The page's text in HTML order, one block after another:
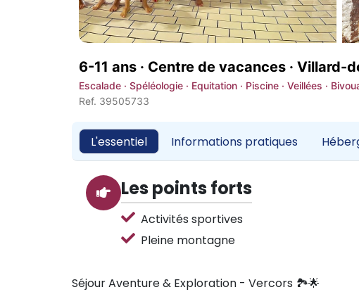
6-11 ans · Centre de vacances · Villard-
Escalade · Spéléologie · Equitation · Piscine · Veillées ·
Ref. 39505733
L'essentiel Informations pratiques
Les points forts
Activités sportives
Pleine montagne
Séjour Aventure & Exploration - Vercors 🏞️🌟